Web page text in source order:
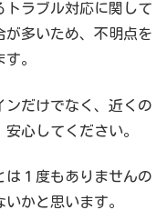
トラブル対応に関して
が多いため、不明点を
。
ンだけでなく、近くの
心してください。
は１度もありませんの
かと思います。